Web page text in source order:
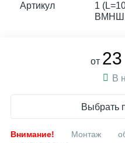
Артикул
1
от
В
Выбрать
Внимание! Монтаж